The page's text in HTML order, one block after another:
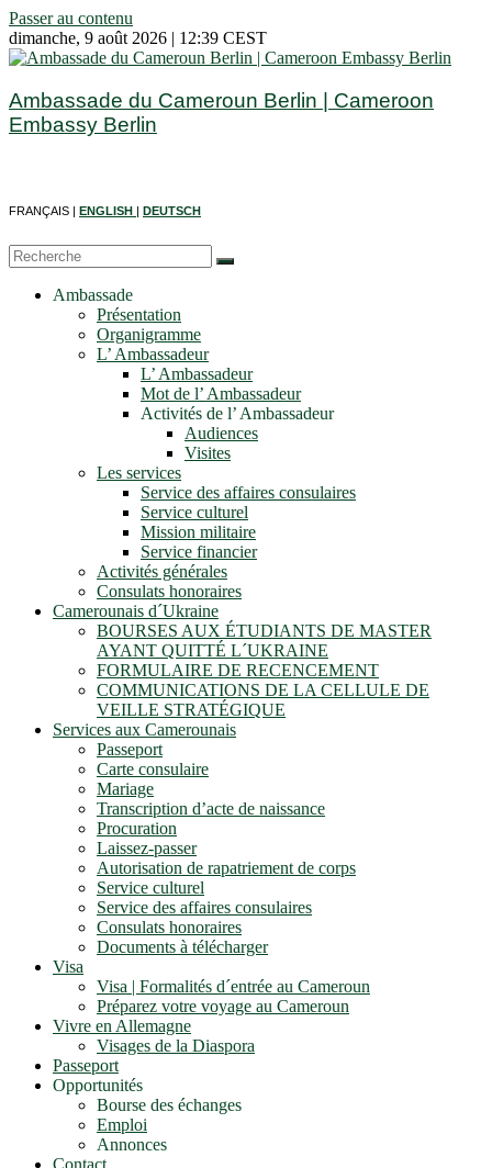
Passer au contenu
dimanche, 9 août 2026 | 12:39 CEST
Ambassade du Cameroun Berlin | Cameroon
Embassy Berlin
FRANÇAIS | ENGLISH DEUTSCH
Ambassade
Présentation
Organigramme
L’ Ambassadeur
L’ Ambassadeur
Mot de l’ Ambassadeur
Activités de l’ Ambassadeur
Audiences
Visites
Les services
Service des affaires consulaires
Service culturel
Mission militaire
Service financier
Activités générales
Consulats honoraires
Camerounais d´Ukraine
BOURSES AUX ÉTUDIANTS DE MASTER
AYANT QUITTÉ L´UKRAINE
FORMULAIRE DE RECENCEMENT
COMMUNICATIONS DE LA CELLULE DE
VEILLE STRATÉGIQUE
Services aux Camerounais
Passeport
Carte consulaire
Mariage
Transcription d’acte de naissance
Procuration
Laissez-passer
Autorisation de rapatriement de corps
Service culturel
Service des affaires consulaires
Consulats honoraires
Documents à télécharger
Visa
Visa | Formalités d´entrée au Cameroun
Préparez votre voyage au Cameroun
Vivre en Allemagne
Visages de la Diaspora
Passeport
Opportunités
Bourse des échanges
Emploi
Annonces